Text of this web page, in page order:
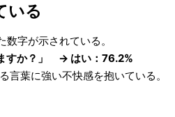
いる
字が示されている。
ますか？」 → はい：76.2%
葉に強い不快感を抱いている。